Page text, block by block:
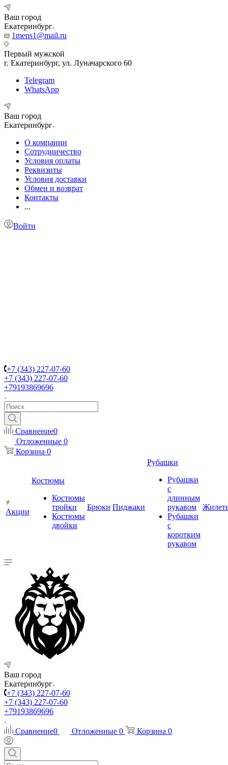
Ваш город
Екатеринбург
1mens1@mail.ru
Первый мужской
г. Екатеринбург, ул. Луначарского 60
Telegram
WhatsApp
Ваш город
Екатеринбург
О компании
Сотрудничество
Условия оплаты
Реквизиты
Условия доставки
Обмен и возврат
Контакты
...
Войти
+7 (343) 227-07-60
+7 (343) 227-07-60
+79193869696
Сравнение0
Отложенные 0
Корзина 0
Акции
Костюмы
Костюмы
тройки
Костюмы
двойки
Брюки Пиджаки
Рубашки
Рубашки
с
длинным
рукавом
Рубашки
с
коротким
рукавом
Ваш город
Екатеринбург
+7 (343) 227-07-60
+7 (343) 227-07-60
+79193869696
Сравнение0 Отложенные 0 Корзина 0